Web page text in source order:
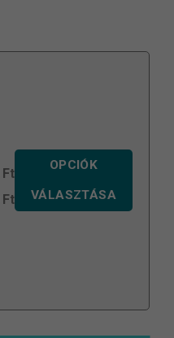
Ft
FtÁrtartomány:
2
OPCIÓK
VÁLASZTÁSA